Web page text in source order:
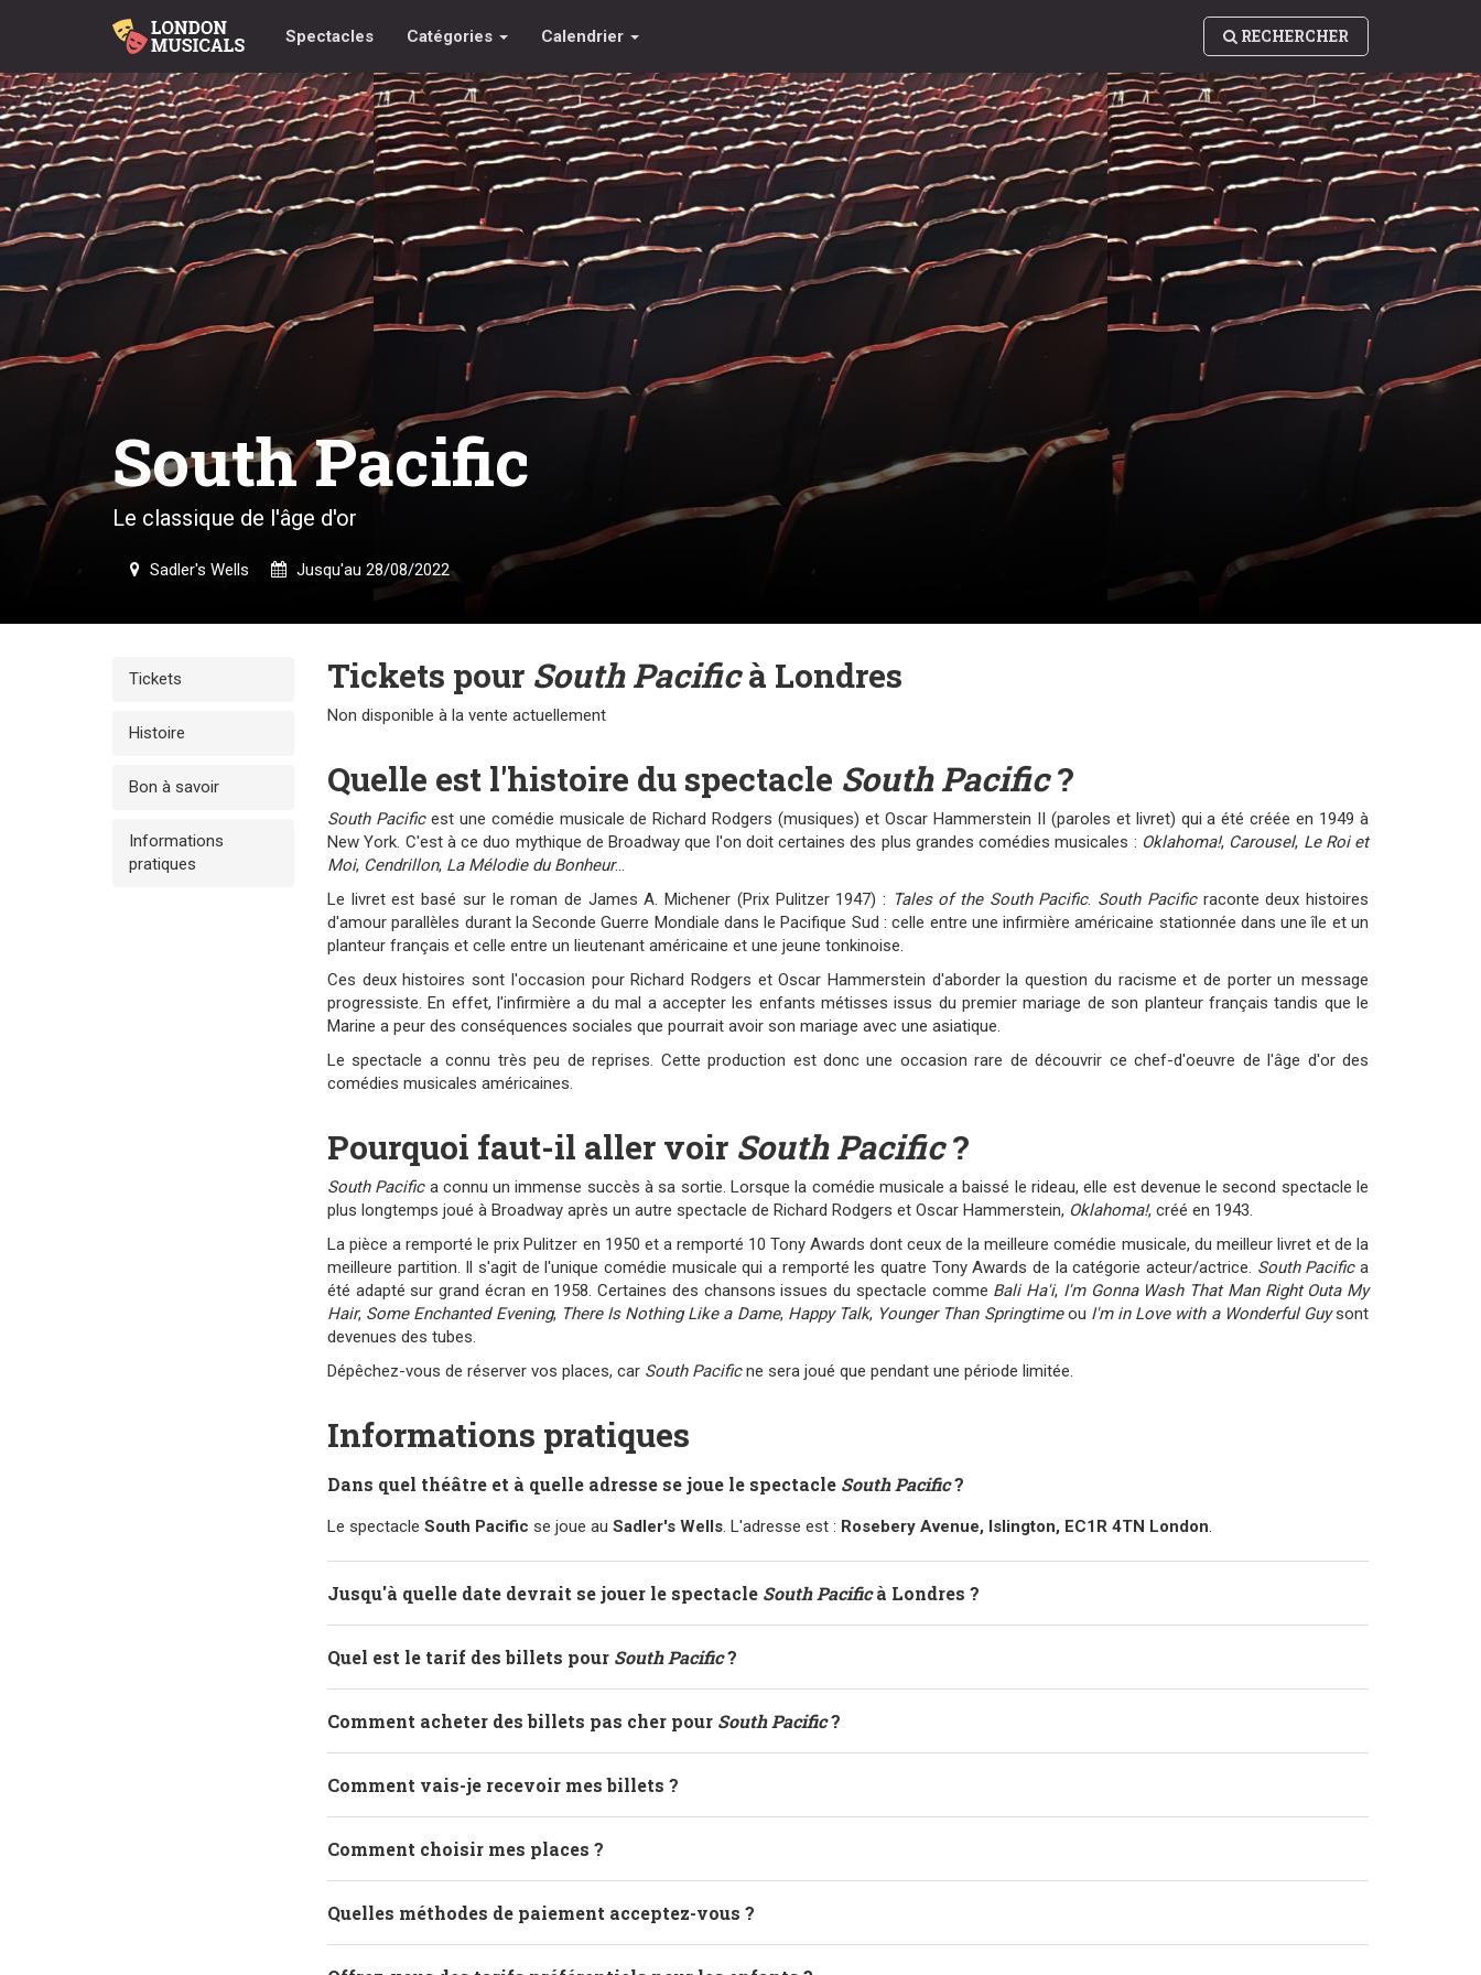
Spectacles Catégories Calendrier RECHERCHER
South Pacific
Le classique de l'âge d'or
Sadler's Wells Jusqu'au 28/08/2022
Tickets
Histoire
Bon à savoir
Informations
pratiques
Tickets pour South Pacificà Londres
Non disponible à la vente actuellement
Quelle est l'histoire du spectacle South Pacific?
South Pacificest une comédie musicale de Richard Rodgers (musiques) et Oscar Hammerstein II (paroles et livret) qui a été créée en 1949 à
New York. C'est à ce duo mythique de Broadway que l'on doit certaines des plus grandes comédies musicales : Oklahoma!, Carousel, Le Roi et
Moi, Cendrillon, La Mélodie du Bonheur...
Le livret est basé sur le roman de James A. Michener (Prix Pulitzer 1947) : Tales of the South Pacific. South Pacificraconte deux histoires
d'amour parallèles durant la Seconde Guerre Mondiale dans le Pacifique Sud : celle entre une infirmière américaine stationnée dans une île et un
planteur français et celle entre un lieutenant américaine et une jeune tonkinoise.
Ces deux histoires sont l'occasion pour Richard Rodgers et Oscar Hammerstein d'aborder la question du racisme et de porter un message
progressiste. En effet, l'infirmière a du mal a accepter les enfants métisses issus du premier mariage de son planteur français tandis que le
Marine a peur des conséquences sociales que pourrait avoir son mariage avec une asiatique.
Le spectacle a connu très peu de reprises. Cette production est donc une occasion rare de découvrir ce chef-d'oeuvre de l'âge d'or des
comédies musicales américaines.
Pourquoi faut-il aller voir South Pacific?
South Pacifica connu un immense succès à sa sortie. Lorsque la comédie musicale a baissé le rideau, elle est devenue le second spectacle le
plus longtemps joué à Broadway après un autre spectacle de Richard Rodgers et Oscar Hammerstein, Oklahoma!, créé en 1943.
La pièce a remporté le prix Pulitzer en 1950 et a remporté 10 Tony Awards dont ceux de la meilleure comédie musicale, du meilleur livret et de la
meilleure partition. Il s'agit de l'unique comédie musicale qui a remporté les quatre Tony Awards de la catégorie acteur/actrice. South Pacifica
été adapté sur grand écran en 1958. Certaines des chansons issues du spectacle comme Bali Ha'i, I'm Gonna Wash That Man Right Outa My
Hair, Some Enchanted Evening, There Is Nothing Like a Dame, Happy Talk, Younger Than Springtimeou I'm in Love with a Wonderful Guysont
devenues des tubes.
Dépêchez-vous de réserver vos places, car South Pacificne sera joué que pendant une période limitée.
Informations pratiques
Dans quel théâtre et à quelle adresse se joue le spectacle South Pacific?
Le spectacle South Pacific se joue au Sadler's Wells. L'adresse est : Rosebery Avenue, Islington, EC1R 4TN London.
Jusqu'à quelle date devrait se jouer le spectacle South Pacificà Londres ?
Quel est le tarif des billets pour South Pacific?
Comment acheter des billets pas cher pour South Pacific?
Comment vais-je recevoir mes billets ?
Comment choisir mes places ?
Quelles méthodes de paiement acceptez-vous ?